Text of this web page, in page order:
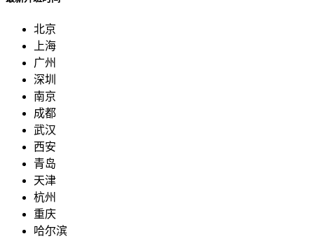
北京
上海
广州
深圳
南京
成都
武汉
西安
青岛
天津
杭州
重庆
哈尔滨